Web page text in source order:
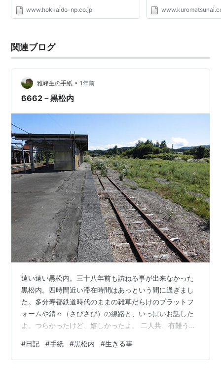
www.hokkaido-np.co.jp
関連ブログ
雅峰生の手紙 • 1年前
6662－黒松内
遠い遠い黒松内。三十八年前も訪ねる事が出来なかった
黒松内。四時間近い滞在時間はあっという間に過ぎまし
た。多分寿都鉄道時代のままの雑草だらけのプラットフ
ォームや錆々（さびさび）の線路と、いっぱいお話した
よ。つらかったけど、嬉しかったよ。 二人共、有難う。
日 黒松内駅から札幌に向かう函館本線山線の車中にて）
6
#日記 #手紙 #黒松内 #生きる事